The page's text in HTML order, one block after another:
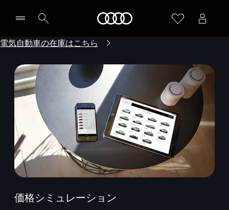
電気自動車の在庫はこちら
価格シミュレーション